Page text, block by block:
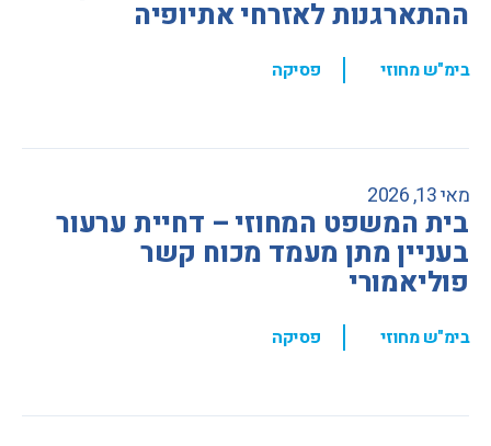
ההתארגנות לאזרחי אתיופיה
בימ"ש מחוזי , פסיקה
מאי 13, 2026
בית המשפט המחוזי – דחיית ערעור
בעניין מתן מעמד מכוח קשר
פוליאמורי
בימ"ש מחוזי , פסיקה